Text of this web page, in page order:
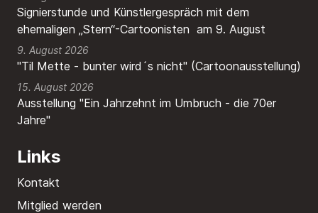
Signierstunde und Künstlergespräch mit dem
ehemaligen „Stern“-Cartoonisten am 9. August
9. August 2026
"Til Mette - bunter wird´s nicht" (Cartoonausstellung)
15. August 2026
Ausstellung "Ein Jahrzehnt im Umbruch - die 70er
Jahre"
Links
Kontakt
Mitglied werden